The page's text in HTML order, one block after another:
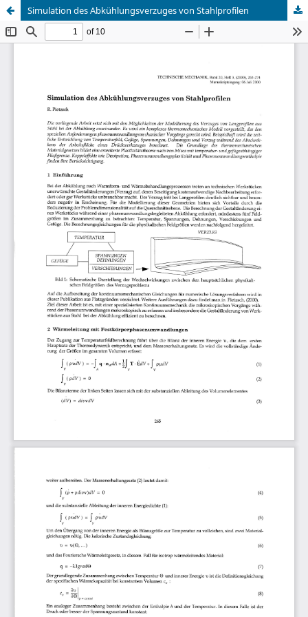
Simulation des Abkühlungsverzuges von Stahlprofilen